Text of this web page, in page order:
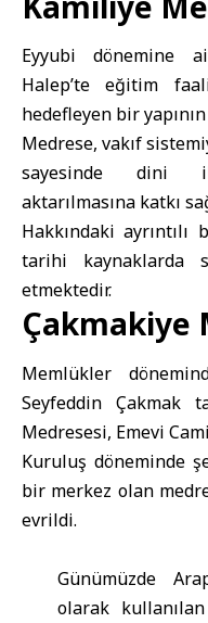
Eyyubi dönemine
Halep’te eğitim
hedefleyen bir yapının
Medrese, vakıf
sayesinde dini
aktarılmasına katkı
Hakkındaki
tarihi kaynaklarda
etmektedir.
Çakmakiye
Memlükler
Seyfeddin Çakmak
Medresesi, Emevi
Kuruluş döneminde
bir merkez olan
evrildi.
Günümüzde
olarak